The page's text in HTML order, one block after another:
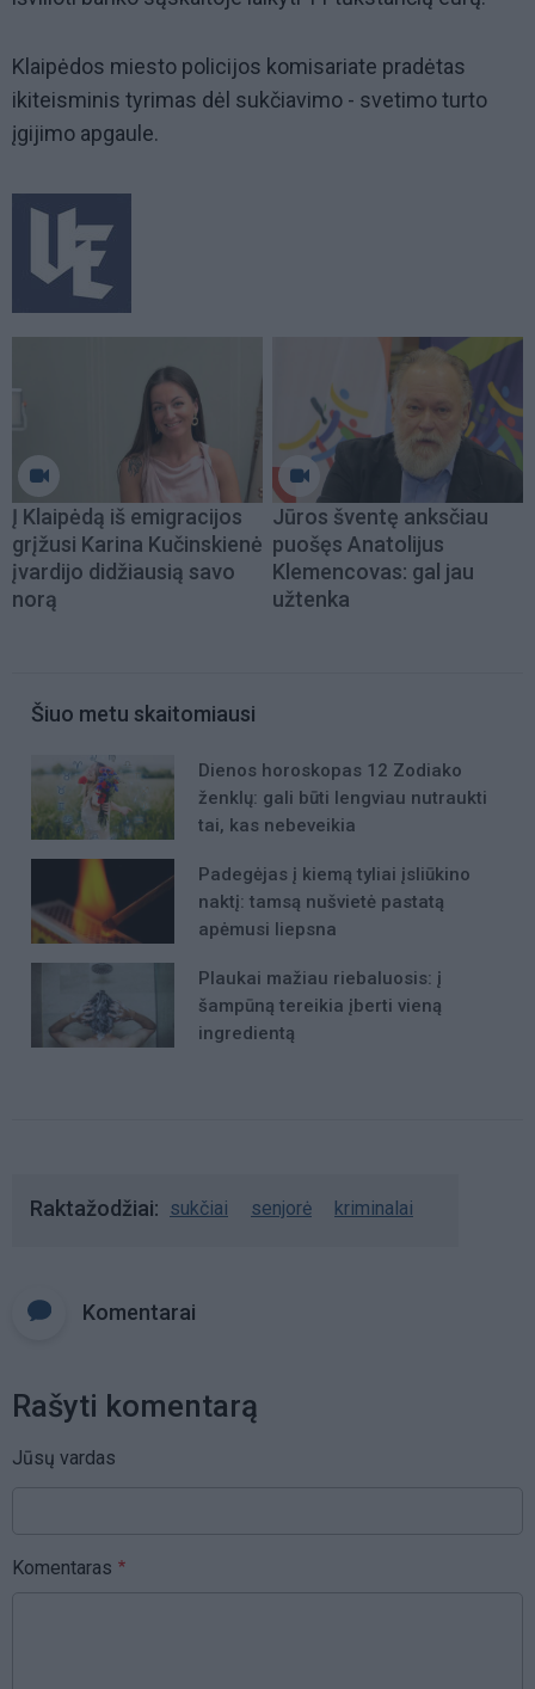
Klaipėdos miesto policijos komisariate pradėtas
ikiteisminis tyrimas dėl sukčiavimo - svetimo turto
įgijimo apgaule.
Į Klaipėdą iš emigracijos
grįžusi Karina Kučinskienė
įvardijo didžiausią savo
norą
Jūros šventę anksčiau
puošęs Anatolijus
Klemencovas: gal jau
užtenka
Šiuo metu skaitomiausi
Dienos horoskopas 12 Zodiako
ženklų: gali būti lengviau nutraukti
tai, kas nebeveikia
Padegėjas į kiemą tyliai įsliūkino
naktį: tamsą nušvietė pastatą
apėmusi liepsna
Plaukai mažiau riebaluosis: į
šampūną tereikia įberti vieną
ingredientą
Raktažodžiai sukčiai senjorė kriminalai
Komentarai
Rašyti komentarą
Jūsų vardas
Komentaras